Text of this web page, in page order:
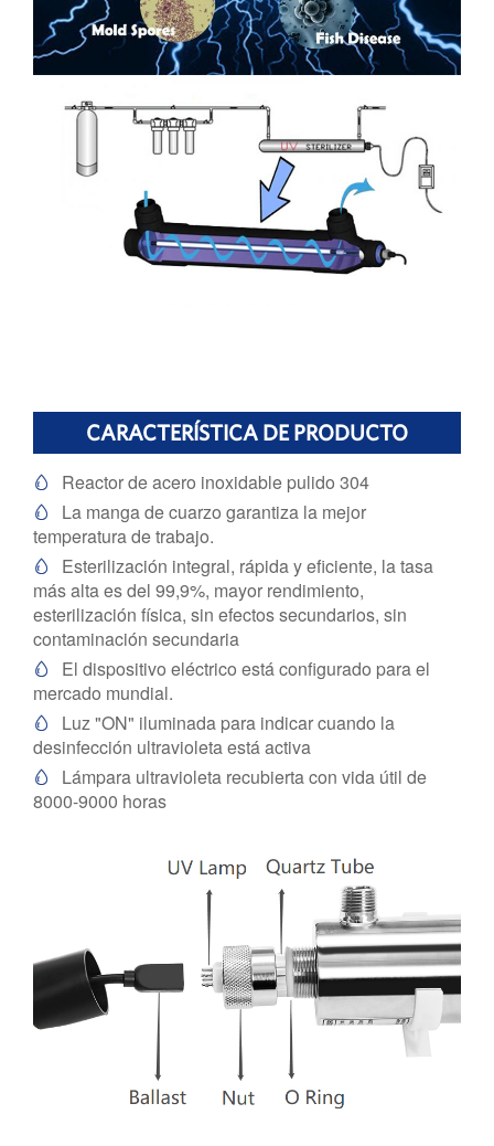
CARACTERÍSTICA DE PRODUCTO
 Reactor de acero inoxidable pulido 304

La manga de cuarzo garantiza la mejor
temperatura de trabajo.

Esterilización integral, rápida y eficiente, la tasa
más alta es del 99,9%, mayor rendimiento,
esterilización física, sin efectos secundarios, sin
contaminación secundaria

El dispositivo eléctrico está configurado para el
mercado mundial.

Luz "ON" iluminada para indicar cuando la
desinfección ultravioleta está activa

Lámpara ultravioleta recubierta con vida útil de
8000-9000 horas